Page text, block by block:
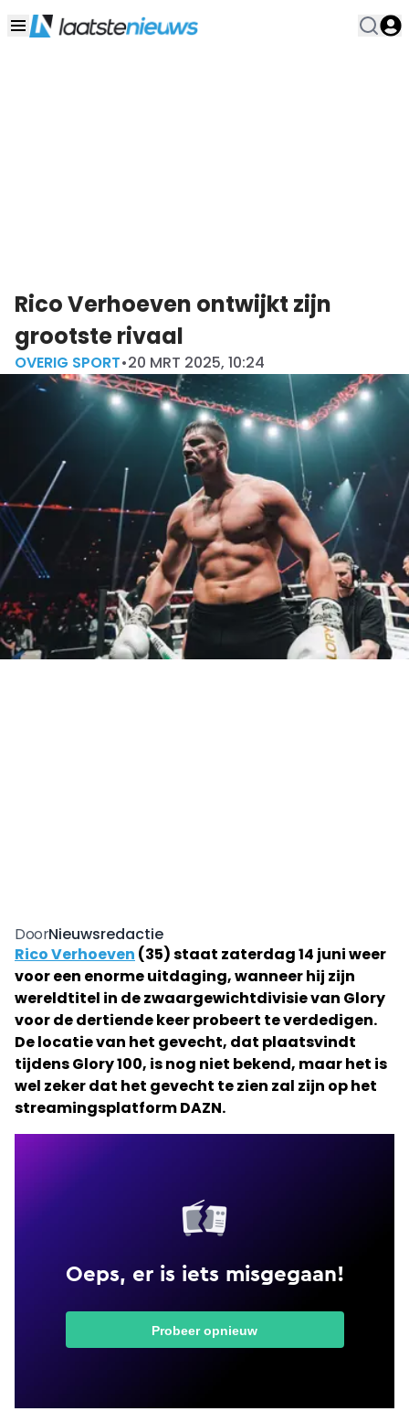
Rico Verhoeven ontwijkt zijn
grootste rivaal
OVERIG SPORT•20 MRT 2025, 10:24
DoorNieuwsredactie
Rico Verhoeven (35) staat zaterdag 14 juni weer
voor een enorme uitdaging, wanneer hij zijn
wereldtitel in de zwaargewichtdivisie van Glory
voor de dertiende keer probeert te verdedigen.
De locatie van het gevecht, dat plaatsvindt
tijdens Glory 100, is nog niet bekend, maar het is
wel zeker dat het gevecht te zien zal zijn op het
streamingsplatform DAZN.